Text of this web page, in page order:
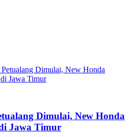
Dimulai, New Honda
Jawa Timur